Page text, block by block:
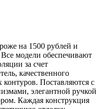
на 1500 рублей и
модели обеспечивают
за счет
качественного
контуров. Поставляются с
элегантной ручкой
Каждая конструкция